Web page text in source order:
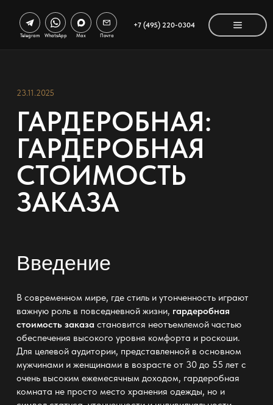
+7 (495) 220-0304
Telegram WhatsApp Max Почта
23.11.2025
ГАРДЕРОБНАЯ:
ГАРДЕРОБНАЯ
СТОИМОСТЬ
ЗАКАЗА
Введение
В современном мире, где стиль и утонченность играют
важную роль в повседневной жизни, гардеробная
стоимость заказа становится неотъемлемой частью
обеспечения высокого уровня комфорта и роскоши.
Для целевой аудитории, представленной в основном
мужчинами и женщинами в возрасте от 30 до 55 лет с
очень высоким ежемесячным доходом, гардеробная
комната не просто место хранения одежды, но и